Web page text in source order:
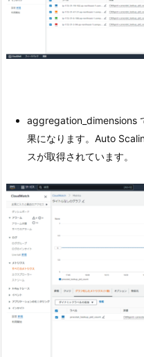
aggregation_dimensions
果になります。Auto
スが取得されています。